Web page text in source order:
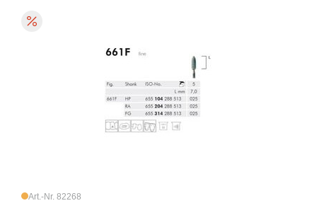
Art.-Nr. 82268